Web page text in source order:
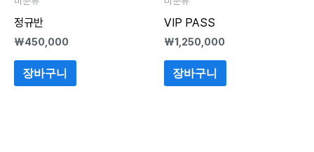
정규반
₩450,000
장바구니
VIP PASS
₩1,250,000
장바구니